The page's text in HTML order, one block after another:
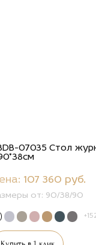
07035 Стол
107 360 руб.
от: 90/38/90